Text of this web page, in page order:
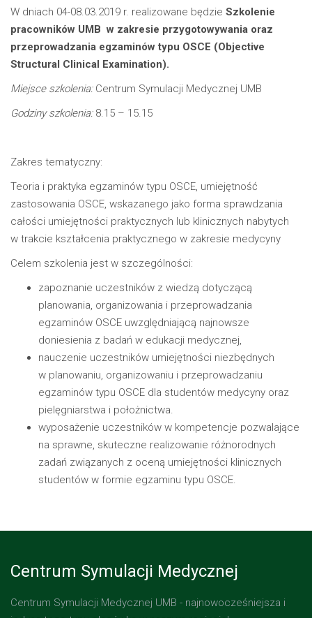
W dniach 04-08.03.2019 r. realizowane będzie Szkolenie
pracowników UMBw zakresie przygotowywania oraz
przeprowadzania egzaminów typu OSCE (Objective
Structural Clinical Examination).
Miejsce szkolenia:Centrum Symulacji Medycznej UMB
Godziny szkolenia:8.15 – 15.15
Zakres tematyczny:
Teoria i praktyka egzaminów typu OSCE, umiejętność
zastosowania OSCE, wskazanego jako forma sprawdzania
całości umiejętności praktycznych lub klinicznych nabytych
w trakcie kształcenia praktycznego w zakresie medycyny
Celem szkolenia jest w szczególności:
zapoznanie uczestników z wiedzą dotyczącą
planowania, organizowania i przeprowadzania
egzaminów OSCE uwzględniającą najnowsze
doniesienia z badań w edukacji medycznej,
nauczenie uczestników umiejętności niezbędnych
w planowaniu, organizowaniu i przeprowadzaniu
egzaminów typu OSCE dla studentów medycyny oraz
pielęgniarstwa i położnictwa.
wyposażenie uczestników w kompetencje pozwalające
na sprawne, skuteczne realizowanie różnorodnych
zadań związanych z oceną umiejętności klinicznych
studentów w formie egzaminu typu OSCE.
Centrum Symulacji Medycznej
Centrum Symulacji Medycznej UMB - najnowocześniejsza i